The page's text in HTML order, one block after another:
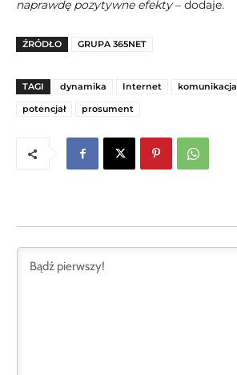
naprawdę pozytywne efekty– dodaje.
ŹRÓDŁO GRUPA 365NET
TAGI dynamika Internet komunikacja
potencjał
prosument